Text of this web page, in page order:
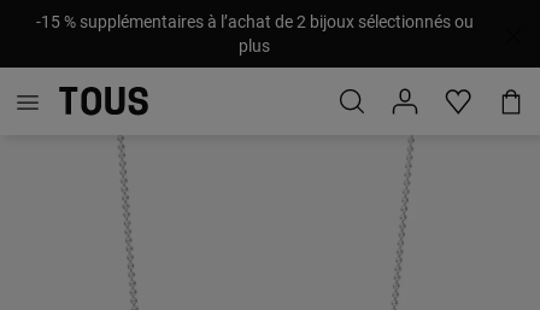
-15 % supplémentaires à l’achat de 2 bijoux sélectionnés ou
plus